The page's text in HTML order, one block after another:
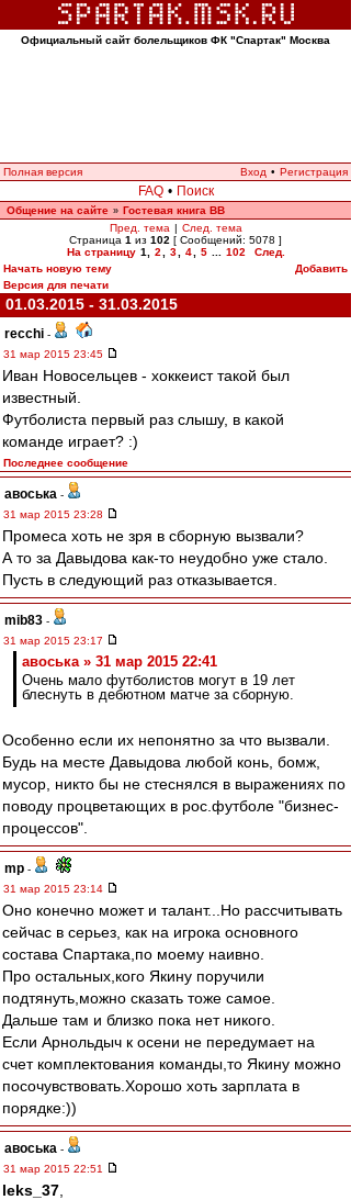
Официальный сайт болельщиков ФК "Спартак" Москва
Полная версия Вход • Регистрация
FAQ • Поиск
Общение на сайте » Гостевая книга ВВ
Пред. тема | След. тема
Страница 1 из 102 [ Сообщений: 5078 ]
На страницу 1 2 3 4 5 102
След.
Начать новую тему
Добавить
Версия для печати
01.03.2015 - 31.03.2015
recchi -
31 мар 2015 23:45
Иван Новосельцев - хоккеист такой был
известный.
Футболиста первый раз слышу, в какой
команде играет? :)
Последнее сообщение
авоська -
31 мар 2015 23:28
Промеса хоть не зря в сборную вызвали?
А то за Давыдова как-то неудобно уже стало.
Пусть в следующий раз отказывается.
mib83 -
31 мар 2015 23:17
авоська » 31 мар 2015 22:41
Очень мало футболистов могут в 19 лет
блеснуть в дебютном матче за сборную.
Особенно если их непонятно за что вызвали.
Будь на месте Давыдова любой конь, бомж,
мусор, никто бы не стеснялся в выражениях по
поводу процветающих в рос.футболе "бизнес-
процессов".
mp -
31 мар 2015 23:14
Оно конечно может и талант...Но рассчитывать
сейчас в серьез, как на игрока основного
состава Спартака,по моему наивно.
Про остальных,кого Якину поручили
подтянуть,можно сказать тоже самое.
Дальше там и близко пока нет никого.
Если Арнольдыч к осени не передумает на
счет комплектования команды,то Якину можно
посочувствовать.Хорошо хоть зарплата в
порядке:))
авоська -
31 мар 2015 22:51
leks_37